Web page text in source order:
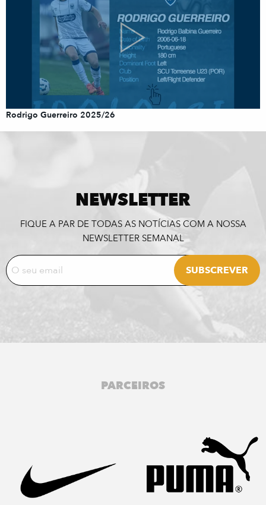
Rodrigo Guerreiro 2025/26
NEWSLETTER
FIQUE A PAR DE TODAS AS NOTÍCIAS COM A NOSSA
NEWSLETTER SEMANAL
PARCEIROS